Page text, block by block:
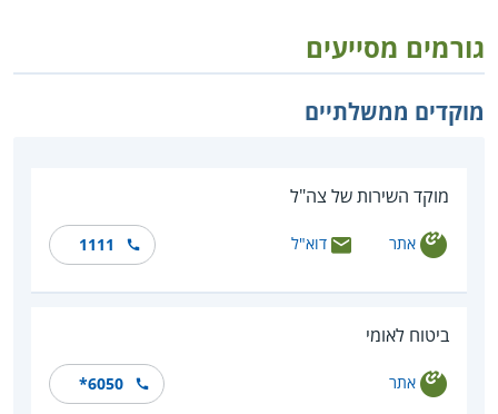
גורמים מסייעים
מוקדים ממשלתיים
מוקד השירות של צה"ל
אתר דוא"ל 1111
ביטוח לאומי
אתר *6050